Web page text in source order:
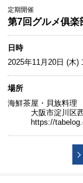
定期開催
第7回グルメ俱楽
日時
2025年11月20日 (木)
場所
海鮮茶屋・貝族料理
大阪市淀川区西
https://